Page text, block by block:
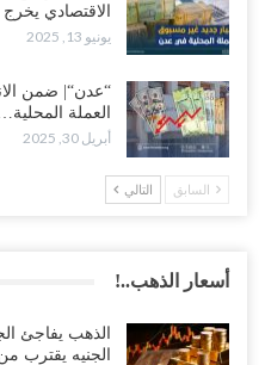
الاقتصادي
يونيو 13, 2025
“عدن“| ضمن
العملة
أبريل 30, 2025
السابق التالي
أسعار الذهب..!
الذهب يفاجئ
الجنيه يقترب